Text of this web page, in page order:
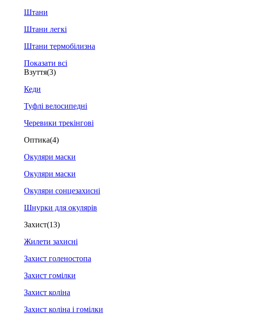
Штани
Штани легкі
Штани термобілизна
Показати всі
Взуття(3)
Кеди
Туфлі велосипедні
Черевики трекінгові
Оптика(4)
Окуляри маски
Окуляри маски
Окуляри сонцезахисні
Шнурки для окулярів
Захист(13)
Жилети захисні
Захист голеностопа
Захист гомілки
Захист коліна
Захист коліна і гомілки